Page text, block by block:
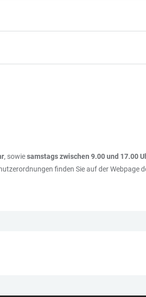
, sowiesamstags zwischen 9.00 und 17.00
finden Sie auf der Webpage